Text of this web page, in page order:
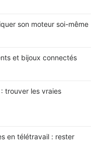
son moteur soi-même
et bijoux connectés
trouver les vraies
en télétravail : rester